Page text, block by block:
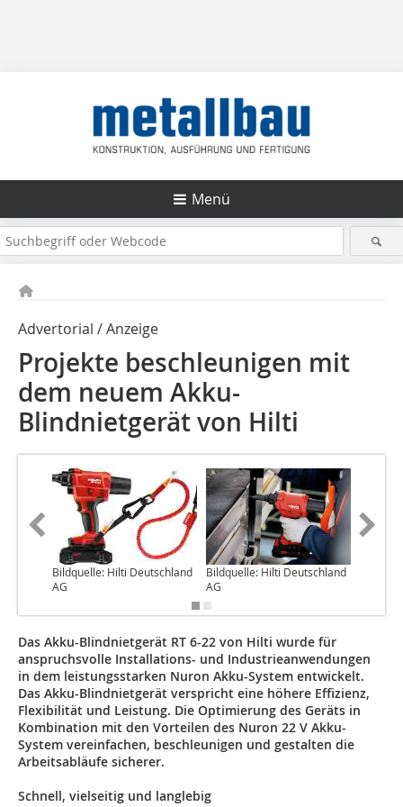
Menü
Advertorial / Anzeige
Projekte beschleunigen mit
dem neuem Akku-
Blindnietgerät von Hilti
Bildquelle: Hilti Deutschland
AG
Bildquelle: Hilti Deutschland
AG
Das Akku-Blindnietgerät RT 6-22 von Hilti wurde für
anspruchsvolle Installations- und Industrieanwendungen
in dem leistungsstarken Nuron Akku-System entwickelt.
Das Akku-Blindnietgerät verspricht eine höhere Effizienz,
Flexibilität und Leistung. Die Optimierung des Geräts in
Kombination mit den Vorteilen des Nuron 22 V Akku-
System vereinfachen, beschleunigen und gestalten die
Arbeitsabläufe sicherer.
Schnell, vielseitig und langlebig